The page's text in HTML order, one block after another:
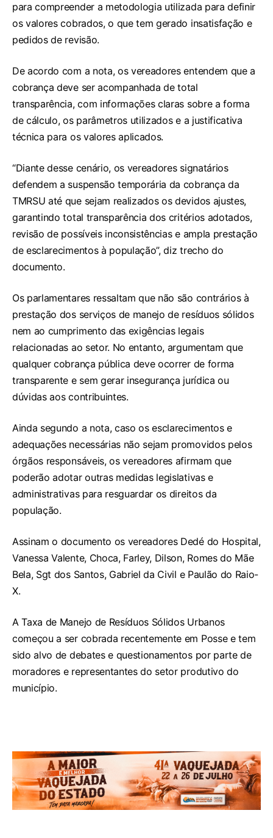
para compreender a metodologia utilizada para definir
os valores cobrados, o que tem gerado insatisfação e
pedidos de revisão.
De acordo com a nota, os vereadores entendem que a
cobrança deve ser acompanhada de total
transparência, com informações claras sobre a forma
de cálculo, os parâmetros utilizados e a justificativa
técnica para os valores aplicados.
“Diante desse cenário, os vereadores signatários
defendem a suspensão temporária da cobrança da
TMRSU até que sejam realizados os devidos ajustes,
garantindo total transparência dos critérios adotados,
revisão de possíveis inconsistências e ampla prestação
de esclarecimentos à população”, diz trecho do
documento.
Os parlamentares ressaltam que não são contrários à
prestação dos serviços de manejo de resíduos sólidos
nem ao cumprimento das exigências legais
relacionadas ao setor. No entanto, argumentam que
qualquer cobrança pública deve ocorrer de forma
transparente e sem gerar insegurança jurídica ou
dúvidas aos contribuintes.
Ainda segundo a nota, caso os esclarecimentos e
adequações necessárias não sejam promovidos pelos
órgãos responsáveis, os vereadores afirmam que
poderão adotar outras medidas legislativas e
administrativas para resguardar os direitos da
população.
Assinam o documento os vereadores Dedé do Hospital,
Vanessa Valente, Choca, Farley, Dilson, Romes do Mãe
Bela, Sgt dos Santos, Gabriel da Civil e Paulão do Raio-
X.
A Taxa de Manejo de Resíduos Sólidos Urbanos
começou a ser cobrada recentemente em Posse e tem
sido alvo de debates e questionamentos por parte de
moradores e representantes do setor produtivo do
município.